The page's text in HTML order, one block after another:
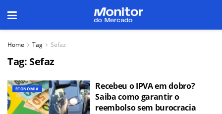
Home Tag Sefaz
Tag: Sefaz
ECONOMIA
Recebeu o IPVA em dobro?
Saiba como garantir o
reembolso sem burocracia